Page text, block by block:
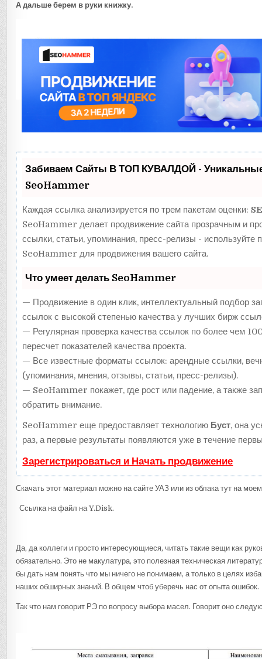
А дальше берем в руки книжку.
Забиваем Сайты В ТОП КУВАЛДОЙ -
SeoHammer
Каждая ссылка анализируется по трем пакетам оценки:
SeoHammer делает продвижение сайта прозрачным и
ссылки, статьи, упоминания, пресс-релизы - используйте
SeoHammer для продвижения вашего сайта.
Что умеет делать SeoHammer
— Продвижение в один клик, интеллектуальный подбор
ссылок с высокой степенью качества у лучших бирж
— Регулярная проверка качества ссылок по более чем
пересчет показателей качества проекта.
— Все известные форматы ссылок: арендные ссылки,
(упоминания, мнения, отзывы, статьи, пресс-релизы).
— SeoHammer покажет, где рост или падение, а также
обратить внимание.
SeoHammer еще предоставляет технологию Буст, она
раз, а первые результаты появляются уже в течение
Зарегистрироваться и Начать продвижение
Скачать этот материал можно на сайте УАЗ или из облака тут на
Ссылка на файл на Y.Disk.
Да, да коллеги и просто интересующиеся, читать такие вещи как
обязательно. Это не макулатура, это полезная техническая
бы дать нам понять что мы ничего не понимаем, а только в целях
наших обширных знаний. В общем чтоб уберечь нас от опыта ошибок.
Так что нам говорит РЭ по вопросу выбора масел. Говорит оно